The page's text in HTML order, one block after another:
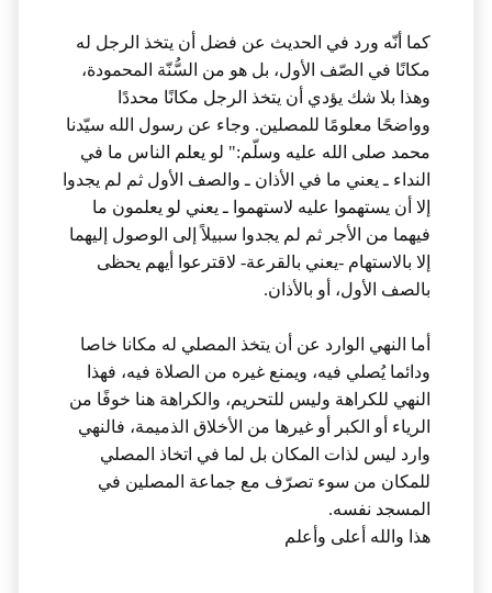
كما أنّه ورد في الحديث عن فضل أن يتخذ الرجل له
مكانًا في الصّف الأول، بل هو من السُّنّة المحمودة،
وهذا بلا شك يؤدي أن يتخذ الرجل مكانًا محددًا
وواضحًا معلومًا للمصلين. وجاء عن رسول الله سيّدنا
محمد صلى الله عليه وسلّم:" لو يعلم الناس ما في
النداء ـ يعني ما في الأذان ـ والصف الأول ثم لم يجدوا
إلا أن يستهموا عليه لاستهموا ـ يعني لو يعلمون ما
فيهما من الأجر ثم لم يجدوا سبيلاً إلى الوصول إليهما
إلا بالاستهام -يعني بالقرعة- لاقترعوا أيهم يحظى
بالصف الأول، أو بالأذان.
أما النهي الوارد عن أن يتخذ المصلي له مكانا خاصا
ودائما يُصلي فيه، ويمنع غيره من الصلاة فيه، فهذا
النهي للكراهة وليس للتحريم، والكراهة هنا خوفًا من
الرياء أو الكبر أو غيرها من الأخلاق الذميمة، فالنهي
وارد ليس لذات المكان بل لما في اتخاذ المصلي
للمكان من سوء تصرّف مع جماعة المصلين في
المسجد نفسه.
هذا والله أعلى وأعلم